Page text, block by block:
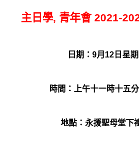
學, 青年會2021-
日期 ： 9月 12日 星
時間： 上午十一時十五
地點：永援聖母堂下